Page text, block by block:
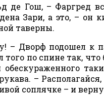
де Гош, – Фаргред
Зари, а это, – он
таверны.
– Дворф подошел к
того по спине так,
обескураженного
–
соплячке – и